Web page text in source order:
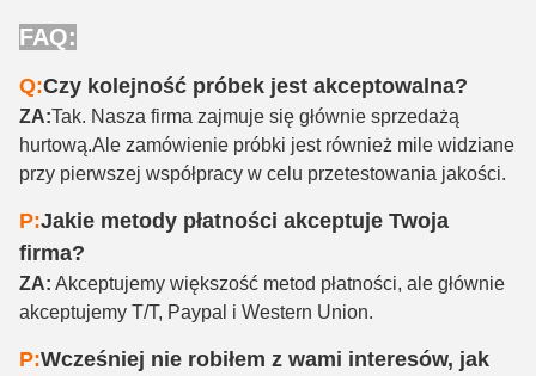
FAQ:
Q:Czy kolejność próbek jest akceptowalna?
ZA:Tak. Nasza firma zajmuje się głównie sprzedażą
hurtową.Ale zamówienie próbki jest również mile widziane
przy pierwszej współpracy w celu przetestowania jakości.
P:Jakie metody płatności akceptuje Twoja
firma?
ZA: Akceptujemy większość metod płatności, ale głównie
akceptujemy T/T, Paypal i Western Union.
P:Wcześniej nie robiłem z wami interesów, jak